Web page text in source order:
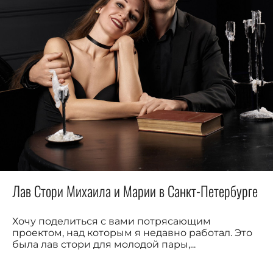
Лав Стори Михаила и Марии в Санкт-Петербурге
Хочу поделиться с вами потрясающим
проектом, над которым я недавно работал. Это
была лав стори для молодой пары,...